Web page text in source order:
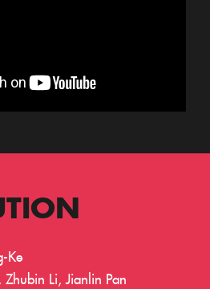
Ke
Zhubin Li, Jianlin Pan